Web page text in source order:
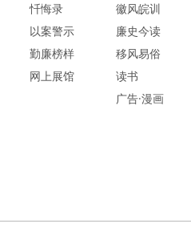
忏悔录
以案警示
勤廉榜样
网上展馆
徽风皖训
廉史今读
移风易俗
读书
广告·漫画